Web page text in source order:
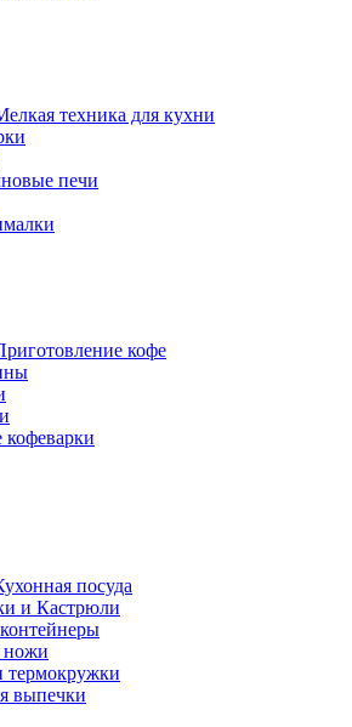
техника для кухни
печи
кофе
кофеварки
посуда
и Кастрюли
ножи
термокружки
выпечки